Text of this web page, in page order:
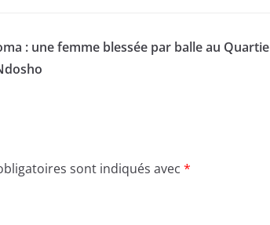
: une femme blessée par balle au Quartie
sont indiqués avec *